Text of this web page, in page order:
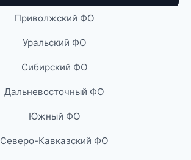
Приволжский ФО
Уральский ФО
Сибирский ФО
Дальневосточный ФО
Южный ФО
Северо-Кавказский ФО